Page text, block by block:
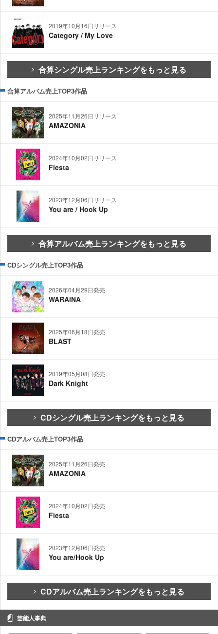
2019年10月16日リリース
Category / My Love
合算シングル売上ランキングをもっと見る
合算アルバム売上TOP3作品
2025年11月26日リリース
AMAZONIA
2024年10月02日リリース
Fiesta
2023年12月06日リリース
You are / Hook Up
合算アルバム売上ランキングをもっと見る
CDシングル売上TOP3作品
2026年04月29日発売
WARAiNA
2025年06月18日発売
BLAST
2019年05月08日発売
Dark Knight
CDシングル売上ランキングをもっと見る
CDアルバム売上TOP3作品
2025年11月26日発売
AMAZONIA
2024年10月02日発売
Fiesta
2023年12月06日発売
You are/Hook Up
CDアルバム売上ランキングをもっと見る
芸能人事典